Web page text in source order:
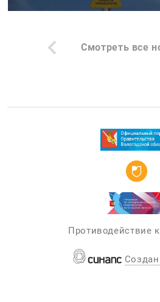
Смотреть все
Противодействие